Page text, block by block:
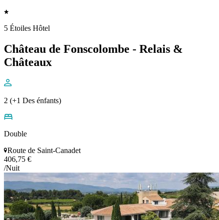
5 Étoiles Hôtel
Château de Fonscolombe - Relais &
Châteaux
2 (+1 Des énfants)
Double
Route de Saint-Canadet
406,75 €
/Nuit